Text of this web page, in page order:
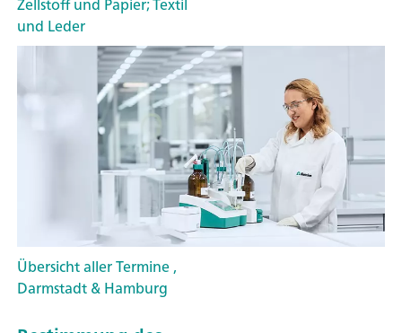
und Leder
Übersicht aller Termine ,
Darmstadt & Hamburg